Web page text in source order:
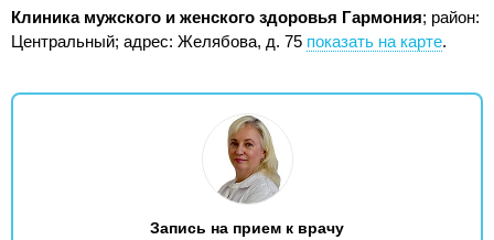
Клиника мужского и женского здоровья Гармония; район:
Центральный; адрес: Желябова, д. 75 показать на карте.
Запись на прием к врачу